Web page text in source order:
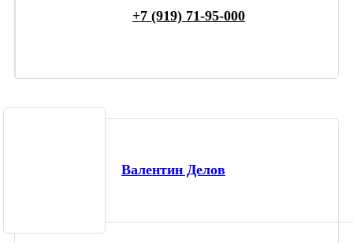
+7 (919) 71-95-000
Валентин Делов